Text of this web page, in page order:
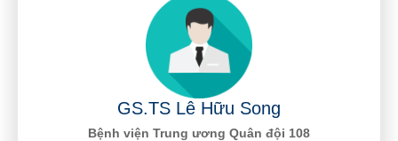
GS.TS Lê Hữu Song
Bệnh viện Trung ương Quân đội 108